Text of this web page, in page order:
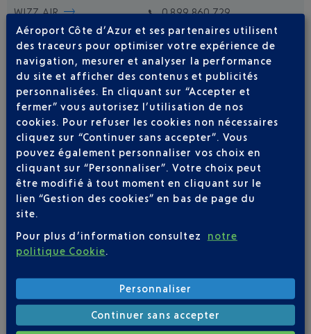
WIZZ AIR 0 899 860 729
Soyez notifié(e) de
toutes les évolutions
pour ce vol
Aéroport Côte d’Azur et ses partenaires utilisent
des traceurs pour optimiser votre expérience de
navigation, mesurer et analyser la performance
du site et afficher des contenus et publicités
personnalisées. En cliquant sur “Accepter et
fermer” vous autorisez l’utilisation de nos
cookies. Pour refuser les cookies non nécessaires
cliquez sur “Continuer sans accepter”. Vous
pouvez également personnaliser vos choix en
cliquant sur “Personnaliser”. Votre choix peut
être modifié à tout moment en cliquant sur le
lien “Gestion des cookies” en bas de page du
site.
Pour plus d’information consultez
notre
politique Cookie
Personnaliser
Continuer sans accepter